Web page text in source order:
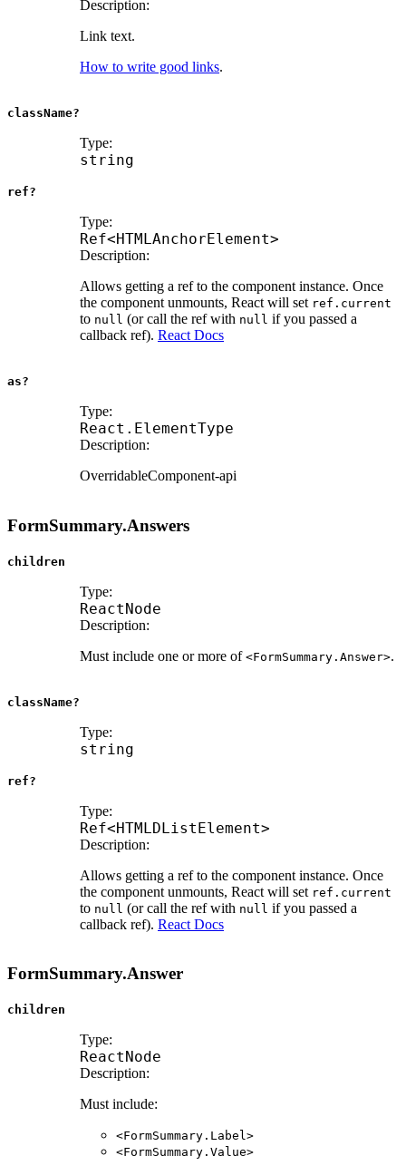
Description:
Link text.
How to write good links.
className?
Type:
string
ref?
Type:
Ref<HTMLAnchorElement>
Description:
Allows getting a ref to the component instance. Once
the component unmounts, React will set ref.current
to null (or call the ref with null if you passed a
callback ref). React Docs
as?
Type:
React . ElementType
Description:
OverridableComponent-api
FormSummary.Answers
children
Type:
ReactNode
Description:
Must include one or more of <FormSummary.Answer>.
className?
Type:
string
ref?
Type:
Ref<HTMLDListElement>
Description:
Allows getting a ref to the component instance. Once
the component unmounts, React will set ref.current
to null (or call the ref with null if you passed a
callback ref). React Docs
FormSummary.Answer
children
Type:
ReactNode
Description:
Must include:
<FormSummary.Label>
<FormSummary.Value>